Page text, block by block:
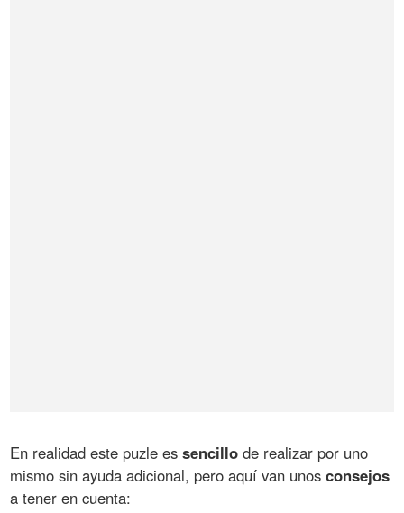
En realidad este puzle essencillo de realizar por uno
mismo sin ayuda adicional, pero aquí van unosconsejos
a tener en cuenta: